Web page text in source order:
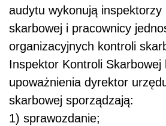
audytu wykonują inspektorzy
skarbowej i pracownicy
organizacyjnych kontroli
Inspektor Kontroli Skarbowej
upoważnienia dyrektor
skarbowej sporządzają:
1) sprawozdanie;